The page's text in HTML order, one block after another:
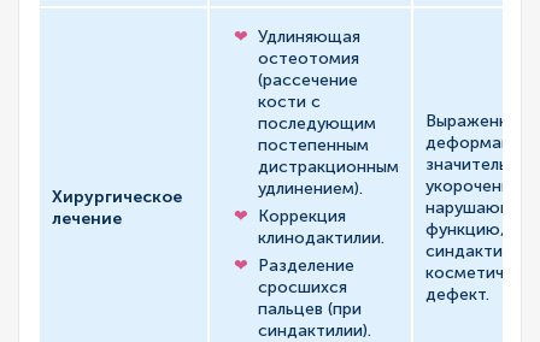
Хирургическое
лечение
Удлиняющая
остеотомия
(рассечение
кости с
последующим
постепенным
дистракционным
удлинением).
Коррекция
клинодактилии.
Разделение
сросшихся
пальцев (при
синдактилии).
Выраженные
деформации,
значительное
укорочение,
нарушающее
функцию,
синдактилия,
дефект.